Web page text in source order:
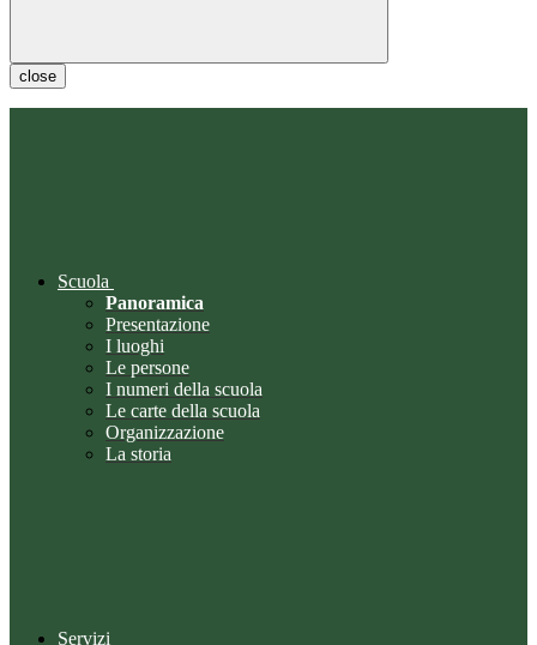
close
Scuola
Panoramica
Presentazione
I luoghi
Le persone
I numeri della scuola
Le carte della scuola
Organizzazione
La storia
Servizi